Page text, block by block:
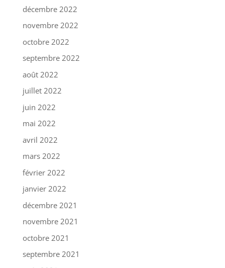
décembre 2022
novembre 2022
octobre 2022
septembre 2022
août 2022
juillet 2022
juin 2022
mai 2022
avril 2022
mars 2022
février 2022
janvier 2022
décembre 2021
novembre 2021
octobre 2021
septembre 2021